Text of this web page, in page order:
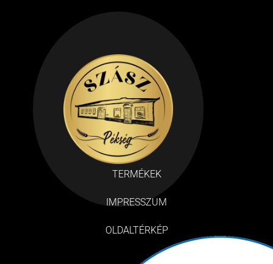
TERMÉKEK
IMPRESSZUM
OLDALTÉRKÉP